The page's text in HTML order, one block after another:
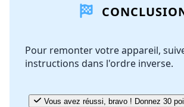
Ajouter un commentaire
Annuler Publier
Pour remonter votre appareil,
instructions dans l'ordre inverse.
Vous avez réussi, bravo ! Donnez 30